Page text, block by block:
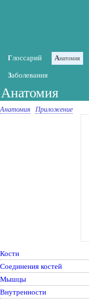
Глоссарий Анатомия
Заболевания
Анатомия
Анатомия Приложение
Кости
Соединения костей
Мышцы
Внутренности